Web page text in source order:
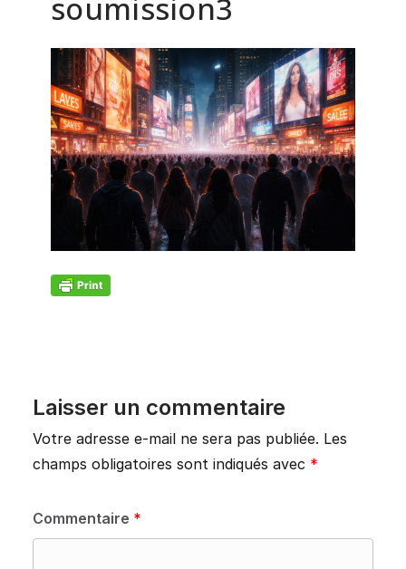
soumission3
Laisser un commentaire
Votre adresse e-mail ne sera pas publiée. Les
champs obligatoires sont indiqués avec *
Commentaire *